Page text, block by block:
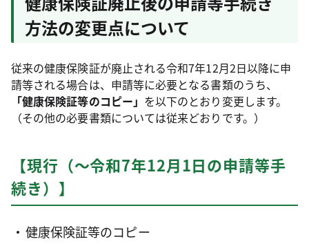
方法の変更点について
従来の健康保険証が廃止される令和7年12月2日以降に申
請等される場合は、申請等に必要となる書類のうち、
「健康保険証等のコピー」 を以下のとおり変更します。
（その他の必要書類については従来どおりです。）
【現行（～令和7年12月1日の申請等手
続き）】
健康保険証等のコピー